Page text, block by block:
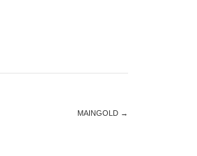
MAINGOLD →